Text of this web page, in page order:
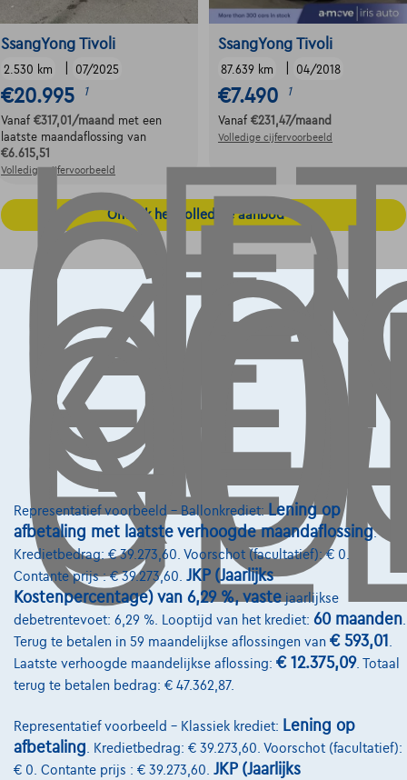
SsangYong Tivoli
2.530 km 07/2025
€20.995 1
Vanaf €317,01 /maand met een
laatste maandaflossing van
€6.615,51
Volledige cijfervoorbeeld
SsangYong Tivoli
87.639 km 04/2018
€7.490 1
Vanaf €231,47/maand
Volledige cijfervoorbeeld
Ontdek het volledige aanbod
OP,
Representatief voorbeeld – Ballonkrediet:Lening op
afbetaling met laatste verhoogde maandaflossing.
Kredietbedrag: € 39.273,60. Voorschot (facultatief): € 0.
Contante prijs : € 39.273,60. JKP (Jaarlijks
Kostenpercentage) van 6,29 %, vastejaarlijkse
debetrentevoet: 6,29 %. Looptijd van het krediet: 60 maanden.
Terug te betalen in 59 maandelijkse aflossingen van € 593,01 .
Laatste verhoogde maandelijkse aflossing: € 12.375,09. Totaal
terug te betalen bedrag: € 47.362,87.
Representatief voorbeeld – Klassiek krediet: Lening op
afbetaling . Kredietbedrag: € 39.273,60. Voorschot (facultatief):
€ 0. Contante prijs : € 39.273,60. JKP (Jaarlijks
Contact
info@touringcarselect.be
Koning Albert II-laan 4, B12
1000 Brussel
Diensten & Oplossingen
Pechverhelping verzekering
Financiering
Autoverzekering
Over Ons